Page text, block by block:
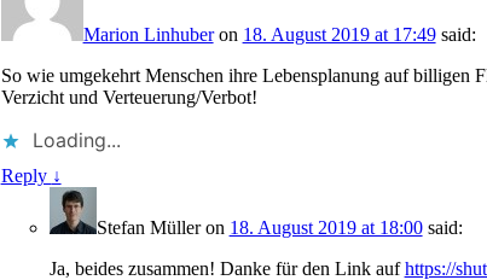
Marion Linhuberon 18. August 2019 at 17:49 said:
So wie umgekehrt Menschen ihre Lebensplanung auf billigen
Verzicht und Verteuerung/Verbot!
Loading...
Reply ↓
Stefan Mülleron 18. August 2019 at 18:00 said:
Ja, beides zusammen! Danke für den Link aufhttps://